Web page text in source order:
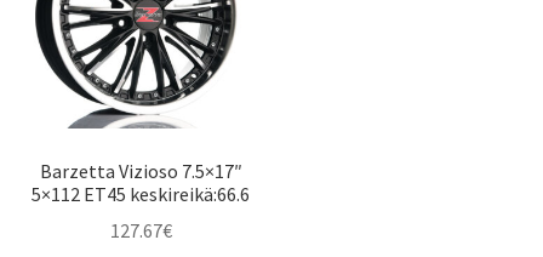
Barzetta Vizioso 7.5×17″
5×112 ET45 keskireikä:66.6
127.67€